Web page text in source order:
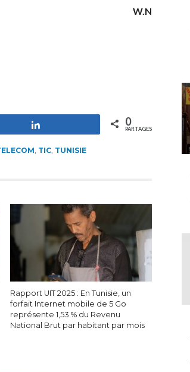
W.N
0
PARTAGES
, TIC, TUNISIE
Rapport UIT 2025 : En Tunisie, un
forfait Internet mobile de 5 Go
représente 1,53 % du Revenu
National Brut par habitant par mois